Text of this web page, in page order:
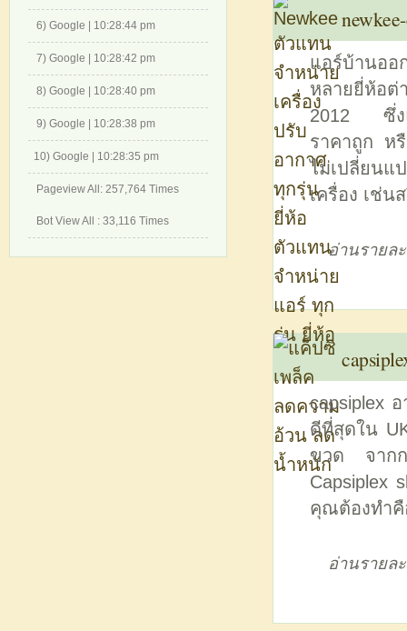
แอร์บ้านอ
หลายยี่ห้อต่
2012 ซึ่งแ
ราคาถูก ห
ไม่เปลี่ยน
เครื่อง เช่น
อ่านรายล
capsiplex
ดีที่สุดใน
ขวด จาก
Capsiplex
คุณต้องทำคื
อ่านรายล
6) Google | 10:28:44 pm
7) Google | 10:28:42 pm
8) Google | 10:28:40 pm
9) Google | 10:28:38 pm
10) Google | 10:28:35 pm
Pageview All: 257,764 Times
Bot View All : 33,116 Times